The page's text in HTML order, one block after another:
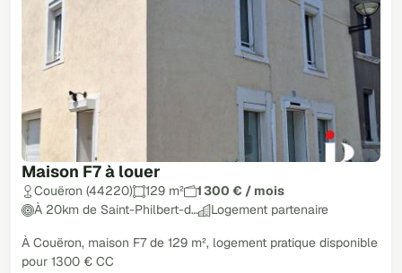
Maison F7 à louer
Couëron (44220) 129 m²
1 300 € / mois
À 20km de Saint-Philbert-d…
Logement partenaire
À Couëron, maison F7 de 129 m², logement pratique disponible
pour 1300 € CC